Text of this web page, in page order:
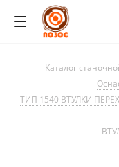
Каталог
ТИП 1540 ВТУЛКИ
-